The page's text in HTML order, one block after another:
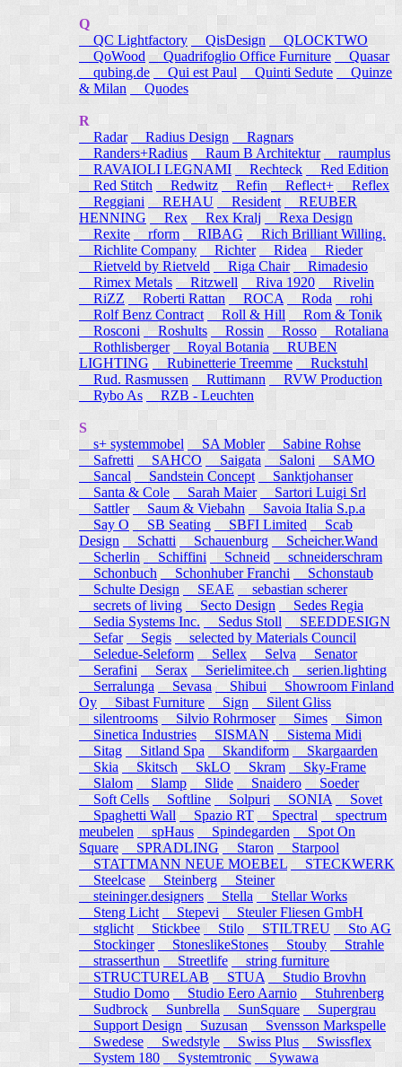
Q
QC Lightfactory
QisDesign
QLOCKTWO
QoWood Quadrifoglio Office Furniture
Quasar
qubing.de
Qui est Paul Quinti Sedute
Quinze
& Milan
Quodes
R
Radar
Radius Design
Ragnars
Randers+Radius
Raum B Architektur raumplus
RAVAIOLI LEGNAMI
Rechteck
Red Edition
Red Stitch
Redwitz Refin Reflect+
Reflex
Reggiani
REHAU Resident
REUBER
HENNING
Rex Rex Kralj
Rexa Design
Rexite
rform RIBAG
Rich Brilliant Willing.
Richlite Company
Richter Ridea
Rieder
Rietveld by Rietveld
Riga Chair
Rimadesio
Rimex Metals
Ritzwell Riva 1920
Rivelin
RiZZ
Roberti Rattan ROCA Roda
rohi
Rolf Benz Contract
Roll & Hill
Rom & Tonik
Rosconi Roshults Rossin Rosso
Rotaliana
Rothlisberger
Royal Botania
RUBEN
LIGHTING
Rubinetterie Treemme
Ruckstuhl
Rud. Rasmussen
Ruttimann
RVW Production
Rybo As
RZB - Leuchten
S
s+ systemmobel
SA Mobler
Sabine Rohse
Safretti
SAHCO Saigata Saloni
SAMO
Sancal
Sandstein Concept
Sanktjohanser
Santa & Cole
Sarah Maier
Sartori Luigi Srl
Sattler
Saum & Viebahn
Savoia Italia S.p.a
Say O
SB Seating SBFI Limited
Scab
Design
Schatti Schauenburg
Scheicher.Wand
Scherlin
Schiffini Schneid
schneiderschram
Schonbuch
Schonhuber Franchi
Schonstaub
Schulte Design
SEAE
sebastian scherer
secrets of living
Secto Design
Sedes Regia
Sedia Systems Inc.
Sedus Stoll
SEEDDESIGN
Sefar
Segis
selected by Materials Council
Seledue-Seleform
Sellex Selva
Senator
Serafini
Serax Serielimitee.ch
serien.lighting
Serralunga
Sevasa Shibui
Showroom Finland
Oy
Sibast Furniture Sign
Silent Gliss
silentrooms
Silvio Rohrmoser Simes Simon
Sinetica Industries
SISMAN
Sistema Midi
Sitag
Sitland Spa Skandiform
Skargaarden
Skia
Skitsch SkLO Skram
Sky-Frame
Slalom
Slamp Slide Snaidero
Soeder
Soft Cells
Softline Solpuri SONIA
Sovet
Spaghetti Wall
Spazio RT Spectral
spectrum
meubelen
spHaus Spindegarden
Spot On
Square
SPRADLING Staron
Starpool
STATTMANN NEUE MOEBEL
STECKWERK
Steelcase
Steinberg
Steiner
steininger.designers
Stella Stellar Works
Steng Licht
Stepevi
Steuler Fliesen GmbH
stglicht
Stickbee Stilo STILTREU
Sto AG
Stockinger
StoneslikeStones Stouby
Strahle
strasserthun
Streetlife
string furniture
STRUCTURELAB
STUA
Studio Brovhn
Studio Domo
Studio Eero Aarnio
Stuhrenberg
Sudbrock
Sunbrella SunSquare
Supergrau
Support Design
Suzusan
Svensson Markspelle
Swedese
Swedstyle Swiss Plus
Swissflex
System 180
Systemtronic Sywawa